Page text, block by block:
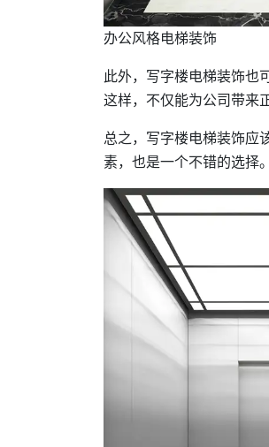
办公风格电梯装饰
此外，写字楼电梯装饰也
这样，不仅能为公司带来
总之，写字楼电梯装饰应
素，也是一个不错的选择